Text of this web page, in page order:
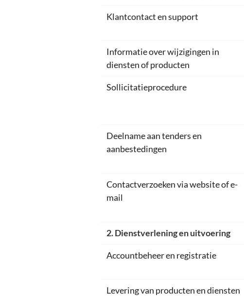
Klantcontact en support
Informatie over wijzigingen in
diensten of producten
Sollicitatieprocedure
Deelname aan tenders en
aanbestedingen
Contactverzoeken via website of e-
mail
2. Dienstverlening en uitvoering
Accountbeheer en registratie
Levering van producten en diensten